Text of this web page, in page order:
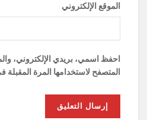
الموقع الإلكتروني
احفظ اسمي، بريدي الإلكتروني،
المتصفح لاستخدامها المرة المقبلة